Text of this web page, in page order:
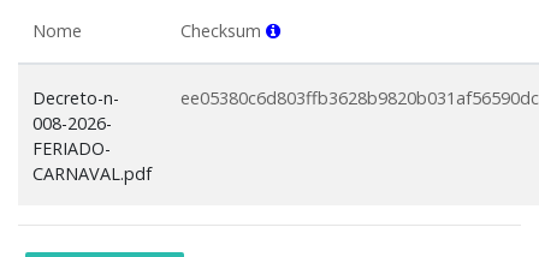
Nome Checksum
Decreto-n-
008-2026-
FERIADO-
CARNAVAL.pdf